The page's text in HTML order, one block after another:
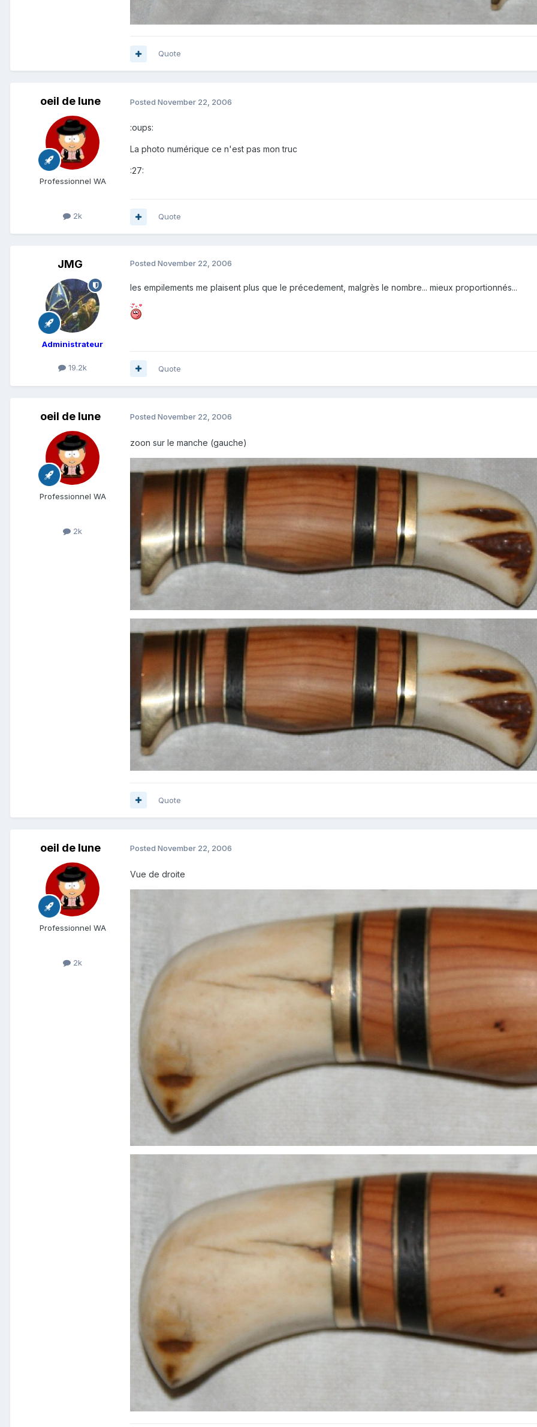
Quote
oeil de lune
Professionnel WA
2k
Posted November 22, 2006
:oups:
La photo numérique ce n'est pas mon truc
:27:
Quote
JMG
Administrateur
19.2k
Posted November 22, 2006
les empilements me plaisent plus que le précedement, malgrès le nombre... mieux proportionnés...
Quote
oeil de lune
Professionnel WA
2k
Posted November 22, 2006
zoon sur le manche (gauche)
Quote
oeil de lune
Professionnel WA
2k
Posted November 22, 2006
Vue de droite